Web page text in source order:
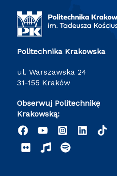
Politechnika Krakowska
ul. Warszawska 24
31-155 Kraków
Obserwuj Politechnikę
Krakowską: